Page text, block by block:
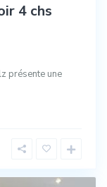
4 chs
présente une